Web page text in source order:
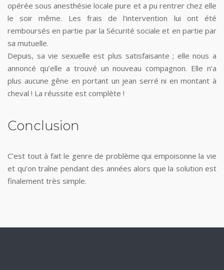
opérée sous anesthésie locale pure et a pu rentrer chez elle
le soir même. Les frais de l’intervention lui ont été
remboursés en partie par la Sécurité sociale et en partie par
sa mutuelle.
Depuis, sa vie sexuelle est plus satisfaisante ; elle nous a
annoncé qu’elle a trouvé un nouveau compagnon. Elle n’a
plus aucune gêne en portant un jean serré ni en montant à
cheval ! La réussite est complète !
Conclusion
C’est tout à fait le genre de problème qui empoisonne la vie
et qu’on traîne pendant des années alors que la solution est
finalement très simple.